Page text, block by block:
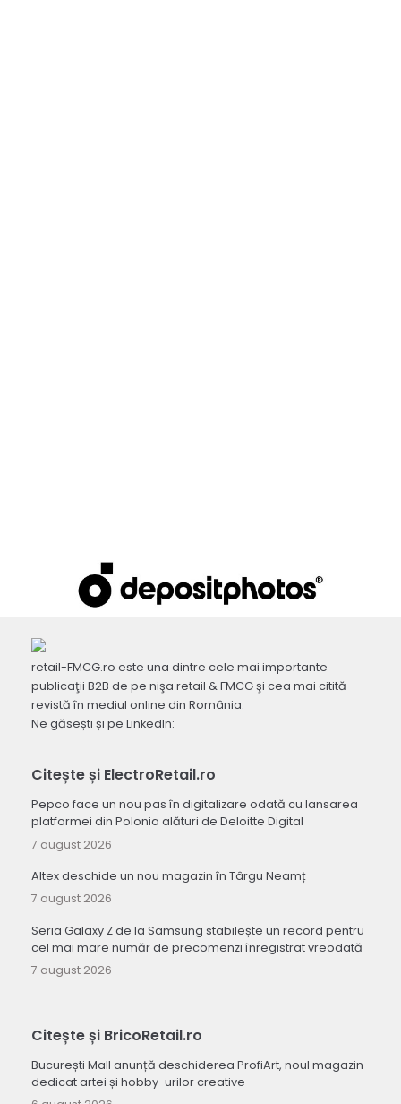
retail-FMCG.ro este una dintre cele mai importante
publicaţii B2B de pe nişa retail & FMCG şi cea mai citită
revistă în mediul online din România.
Ne găsești și pe LinkedIn:
Citește și ElectroRetail.ro
Pepco face un nou pas în digitalizare odată cu lansarea
platformei din Polonia alături de Deloitte Digital
7 august 2026
Altex deschide un nou magazin în Târgu Neamț
7 august 2026
Seria Galaxy Z de la Samsung stabilește un record pentru
cel mai mare număr de precomenzi înregistrat vreodată
7 august 2026
Citește și BricoRetail.ro
București Mall anunță deschiderea ProfiArt, noul magazin
dedicat artei și hobby-urilor creative